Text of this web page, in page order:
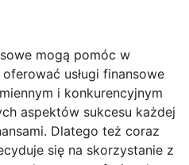
mogą pomóc w
usługi finansowe
i konkurencyjnym
aspektów sukcesu każdej
Dlatego też coraz
się na skorzystanie z